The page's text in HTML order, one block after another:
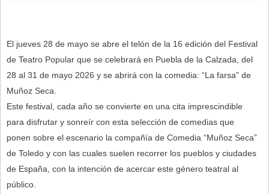
El jueves 28 de mayo se abre el telón de la 16 edición del Festival
de Teatro Popular que se celebrará en Puebla de la Calzada, del
28 al 31 de mayo 2026 y se abrirá con la comedia: “La farsa” de
Muñoz Seca.
Este festival, cada año se convierte en una cita imprescindible
para disfrutar y sonreír con esta selección de comedias que
ponen sobre el escenario la compañía de Comedia “Muñoz Seca”
de Toledo y con las cuales suelen recorrer los pueblos y ciudades
de España, con la intención de acercar este género teatral al
público.